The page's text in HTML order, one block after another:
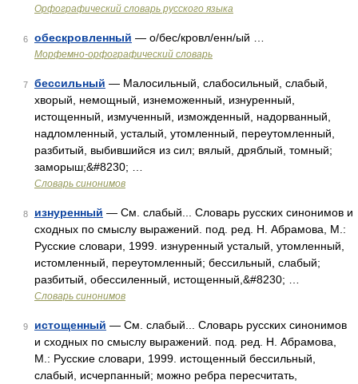
Орфографический словарь русского языка
6 обескровленный — о/бес/кровл/енн/ый …
Морфемно-орфографический словарь
7 бессильный — Малосильный, слабосильный, слабый,
хворый, немощный, изнеможенный, изнуренный,
истощенный, измученный, изможденный, надорванный,
надломленный, усталый, утомленный, переутомленный,
разбитый, выбившийся из сил; вялый, дряблый, томный;
заморыш;&#8230; …
Словарь синонимов
8 изнуренный — См. слабый... Словарь русских синонимов и
сходных по смыслу выражений. под. ред. Н. Абрамова, М.:
Русские словари, 1999. изнуренный усталый, утомленный,
истомленный, переутомленный; бессильный, слабый;
разбитый, обессиленный, истощенный,&#8230; …
Словарь синонимов
9 истощенный — См. слабый... Словарь русских синонимов
и сходных по смыслу выражений. под. ред. Н. Абрамова,
М.: Русские словари, 1999. истощенный бессильный,
слабый, исчерпанный; можно ребра пересчитать,